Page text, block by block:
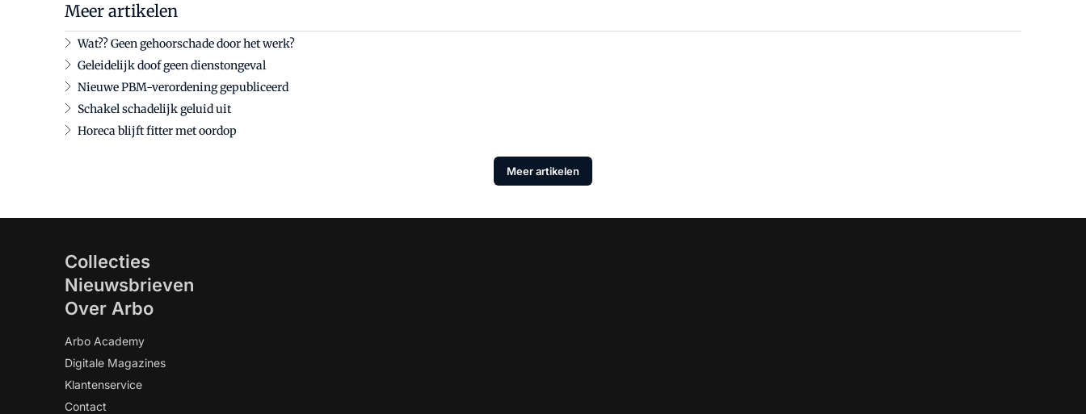
Meer artikelen
Wat?? Geen gehoorschade door het werk?
Geleidelijk doof geen dienstongeval
Nieuwe PBM-verordening gepubliceerd
Schakel schadelijk geluid uit
Horeca blijft fitter met oordop
Meer artikelen
Collecties
Nieuwsbrieven
Over Arbo
Arbo Academy
Digitale Magazines
Klantenservice
Contact